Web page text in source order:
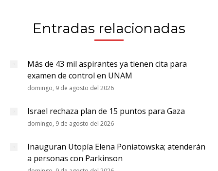
Entradas relacionadas
Más de 43 mil aspirantes ya tienen cita para
examen de control en UNAM
domingo, 9 de agosto del 2026
Israel rechaza plan de 15 puntos para Gaza
domingo, 9 de agosto del 2026
Inauguran Utopía Elena Poniatowska; atenderán
a personas con Parkinson